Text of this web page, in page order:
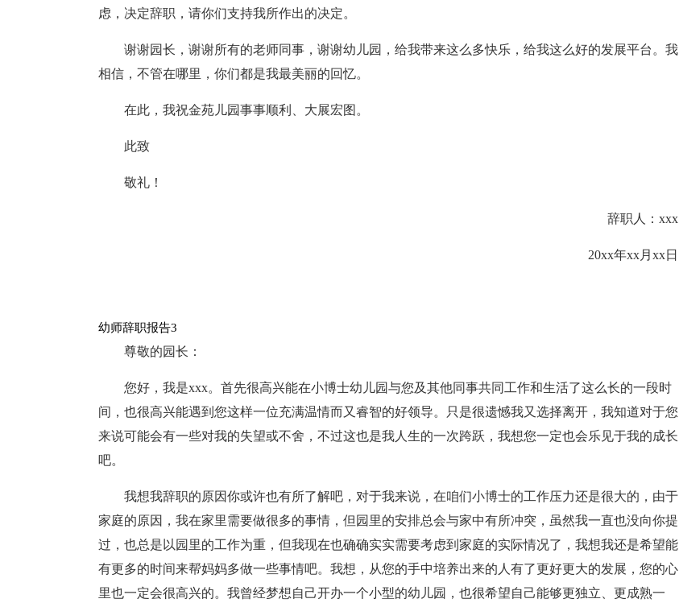
虑，决定辞职，请你们支持我所作出的决定。
谢谢园长，谢谢所有的老师同事，谢谢幼儿园，给我带来这么多快乐，给我这么好的发展平台。我
相信，不管在哪里，你们都是我最美丽的回忆。
在此，我祝金苑儿园事事顺利、大展宏图。
此致
敬礼！
辞职人：xxx
20xx年xx月xx日
幼师辞职报告3
尊敬的园长：
您好，我是xxx。首先很高兴能在小博士幼儿园与您及其他同事共同工作和生活了这么长的一段时
间，也很高兴能遇到您这样一位充满温情而又睿智的好领导。只是很遗憾我又选择离开，我知道对于您
来说可能会有一些对我的失望或不舍，不过这也是我人生的一次跨跃，我想您一定也会乐见于我的成长
吧。
我想我辞职的原因你或许也有所了解吧，对于我来说，在咱们小博士的工作压力还是很大的，由于
家庭的原因，我在家里需要做很多的事情，但园里的安排总会与家中有所冲突，虽然我一直也没向你提
过，也总是以园里的工作为重，但我现在也确确实实需要考虑到家庭的实际情况了，我想我还是希望能
有更多的时间来帮妈妈多做一些事情吧。我想，从您的手中培养出来的人有了更好更大的发展，您的心
里也一定会很高兴的。我曾经梦想自己开办一个小型的幼儿园，也很希望自己能够更独立、更成熟一